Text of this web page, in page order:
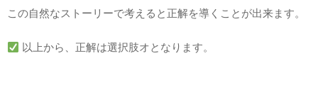
この自然なストーリーで考えると正解を導くことが出来ます。
以上から、 正解は選択肢オとなります。